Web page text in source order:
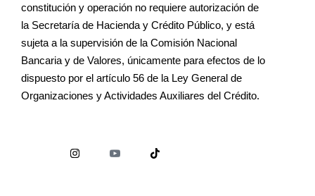
constitución y operación no requiere autorización de
la Secretaría de Hacienda y Crédito Público, y está
sujeta a la supervisión de la Comisión Nacional
Bancaria y de Valores, únicamente para efectos de lo
dispuesto por el artículo 56 de la Ley General de
Organizaciones y Actividades Auxiliares del Crédito.